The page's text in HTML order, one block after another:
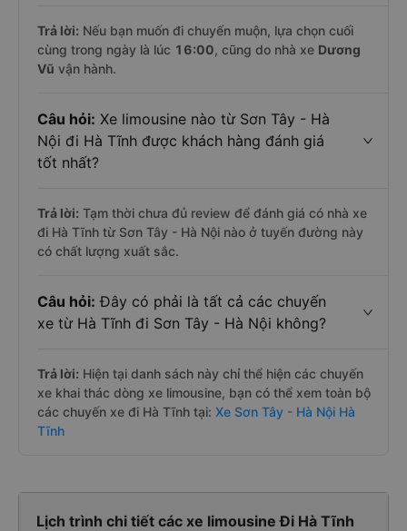
Trả lời: Nếu bạn muốn đi chuyến muộn, lựa chọn cuối
cùng trong ngày là lúc 16:00, cũng do nhà xe Dương
Vũ vận hành.
Câu hỏi: Xe limousine nào từ Sơn Tây - Hà
Nội đi Hà Tĩnh được khách hàng đánh giá
tốt nhất?
Trả lời: Tạm thời chưa đủ review để đánh giá có nhà xe
đi Hà Tĩnh từ Sơn Tây - Hà Nội nào ở tuyến đường này
có chất lượng xuất sắc.
Câu hỏi: Đây có phải là tất cả các chuyến
xe từ Hà Tĩnh đi Sơn Tây - Hà Nội không?
Trả lời: Hiện tại danh sách này chỉ thể hiện các chuyến
xe khai thác dòng xe limousine, bạn có thể xem toàn bộ
các chuyến xe đi Hà Tĩnh tại: Xe Sơn Tây - Hà Nội Hà
Tĩnh
Lịch trình chi tiết các xe limousine Đi Hà Tĩnh